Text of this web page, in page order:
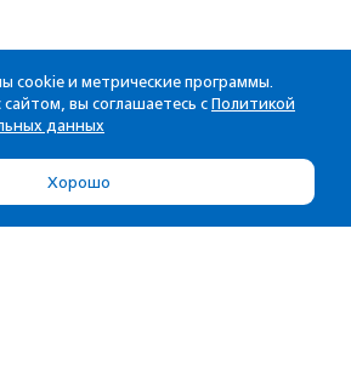
cookie и метрические программы.
вы соглашаетесь с Политикой
данных
Хорошо